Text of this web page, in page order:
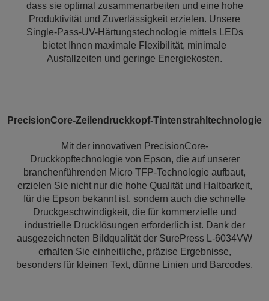
dass sie optimal zusammenarbeiten und eine hohe
Produktivität und Zuverlässigkeit erzielen. Unsere
Single-Pass-UV-Härtungstechnologie mittels LEDs
bietet Ihnen maximale Flexibilität, minimale
Ausfallzeiten und geringe Energiekosten.
PrecisionCore-Zeilendruckkopf-Tintenstrahltechnologie
Mit der innovativen PrecisionCore-
Druckkopftechnologie von Epson, die auf unserer
branchenführenden Micro TFP-Technologie aufbaut,
erzielen Sie nicht nur die hohe Qualität und Haltbarkeit,
für die Epson bekannt ist, sondern auch die schnelle
Druckgeschwindigkeit, die für kommerzielle und
industrielle Drucklösungen erforderlich ist. Dank der
ausgezeichneten Bildqualität der SurePress L-6034VW
erhalten Sie einheitliche, präzise Ergebnisse,
besonders für kleinen Text, dünne Linien und Barcodes.